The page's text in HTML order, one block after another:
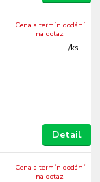
/ks
Cena a termín dodání
na dotaz
Detail
Cena a termín dodání
na dotaz